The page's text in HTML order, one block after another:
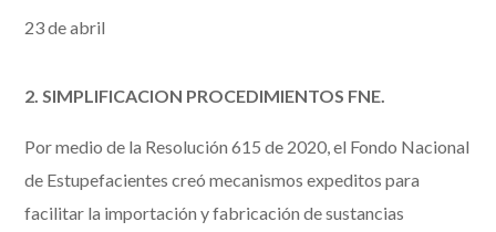
23 de abril
2. SIMPLIFICACION PROCEDIMIENTOS FNE.
Por medio de la Resolución 615 de 2020, el Fondo Nacional
de Estupefacientes creó mecanismos expeditos para
facilitar la importación y fabricación de sustancias